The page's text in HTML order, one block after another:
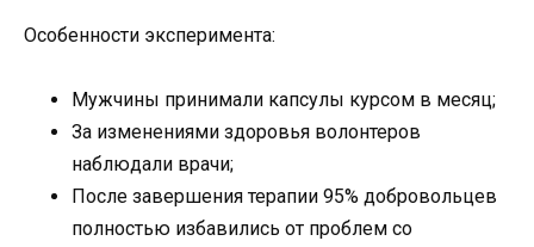
Особенности эксперимента:
Мужчины принимали капсулы курсом в месяц;
За изменениями здоровья волонтеров
наблюдали врачи;
После завершения терапии 95% добровольцев
полностью избавились от проблем со